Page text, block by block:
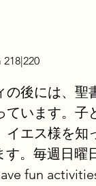
の後には、聖
ています。子
イエス様を知
。毎週日曜
fun